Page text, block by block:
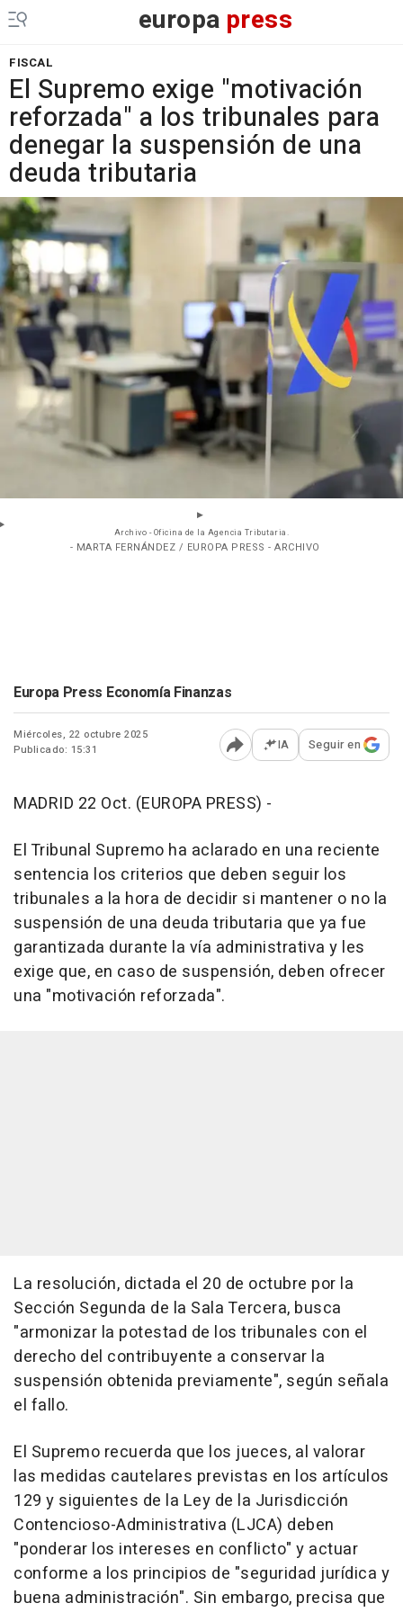
europa press
FISCAL
El Supremo exige "motivación
reforzada" a los tribunales para
denegar la suspensión de una
deuda tributaria
Archivo - Oficina de la Agencia Tributaria.
- MARTA FERNÁNDEZ / EUROPA PRESS - ARCHIVO
Europa Press Economía Finanzas
Miércoles, 22 octubre 2025
Publicado: 15:31
Abrir opciones para
IA Seguir en
MADRID 22 Oct. (EUROPA PRESS) -
El Tribunal Supremo ha aclarado en una reciente
sentencia los criterios que deben seguir los
tribunales a la hora de decidir si mantener o no la
suspensión de una deuda tributaria que ya fue
garantizada durante la vía administrativa y les
exige que, en caso de suspensión, deben ofrecer
una "motivación reforzada".
La resolución, dictada el 20 de octubre por la
Sección Segunda de la Sala Tercera, busca
"armonizar la potestad de los tribunales con el
derecho del contribuyente a conservar la
suspensión obtenida previamente", según señala
el fallo.
El Supremo recuerda que los jueces, al valorar
las medidas cautelares previstas en los artículos
129 y siguientes de la Ley de la Jurisdicción
Contencioso-Administrativa (LJCA) deben
"ponderar los intereses en conflicto" y actuar
conforme a los principios de "seguridad jurídica y
buena administración". Sin embargo, precisa que